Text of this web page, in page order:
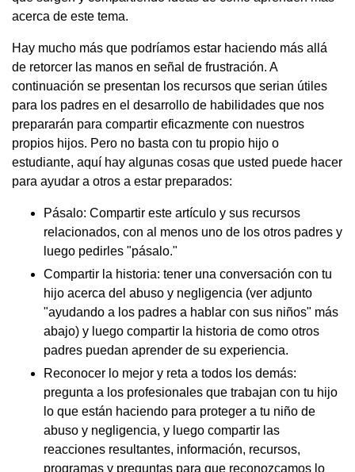
acerca de este tema.
Hay mucho más que podríamos estar haciendo más allá
de retorcer las manos en señal de frustración. A
continuación se presentan los recursos que serian útiles
para los padres en el desarrollo de habilidades que nos
prepararán para compartir eficazmente con nuestros
propios hijos. Pero no basta con tu propio hijo o
estudiante, aquí hay algunas cosas que usted puede hacer
para ayudar a otros a estar preparados:
Pásalo: Compartir este artículo y sus recursos
relacionados, con al menos uno de los otros padres y
luego pedirles "pásalo."
Compartir la historia: tener una conversación con tu
hijo acerca del abuso y negligencia (ver adjunto
"ayudando a los padres a hablar con sus niños" más
abajo) y luego compartir la historia de como otros
padres puedan aprender de su experiencia.
Reconocer lo mejor y reta a todos los demás:
pregunta a los profesionales que trabajan con tu hijo
lo que están haciendo para proteger a tu niño de
abuso y negligencia, y luego compartir las
reacciones resultantes, información, recursos,
programas y preguntas para que reconozcamos lo